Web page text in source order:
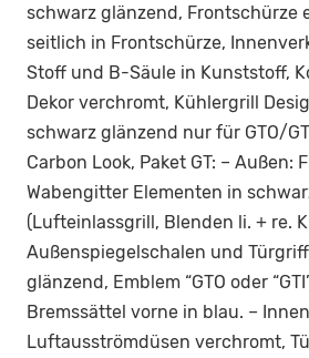
schwarz glänzend, Frontschürze
seitlich in Frontschürze,
Stoff und B-Säule in Kunststoff,
Dekor verchromt, Kühlergrill
schwarz glänzend nur für GTO/
Carbon Look, Paket GT: – Außen:
Wabengitter Elementen in
(Lufteinlassgrill, Blenden li. + re.
Außenspiegelschalen und
glänzend, Emblem “GTO oder
Bremssättel vorne in blau. –
Luftausströmdüsen verchromt,